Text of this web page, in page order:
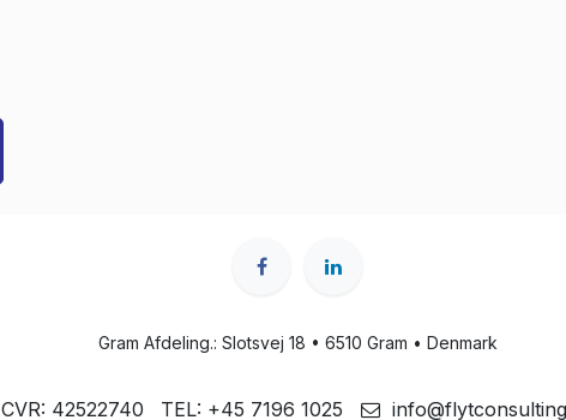
Gram Afdeling.: Slotsvej 18 • 6510 Gram • Denmark
CVR: 42522740 TEL: +45 7196 1025